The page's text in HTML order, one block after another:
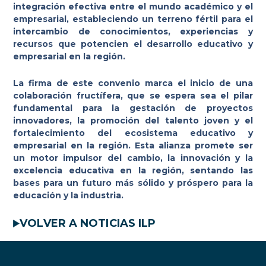
integración efectiva entre el mundo académico y el
empresarial, estableciendo un terreno fértil para el
intercambio de conocimientos, experiencias y
recursos que potencien el desarrollo educativo y
empresarial en la región.
La firma de este convenio marca el inicio de una
colaboración fructífera, que se espera sea el pilar
fundamental para la gestación de proyectos
innovadores, la promoción del talento joven y el
fortalecimiento del ecosistema educativo y
empresarial en la región. Esta alianza promete ser
un motor impulsor del cambio, la innovación y la
excelencia educativa en la región, sentando las
bases para un futuro más sólido y próspero para la
educación y la industria.
VOLVER A NOTICIAS ILP